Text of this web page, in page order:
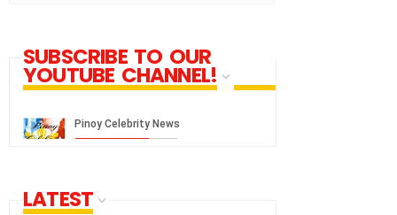
SUBSCRIBE TO OUR
YOUTUBE CHANNEL!
LATEST